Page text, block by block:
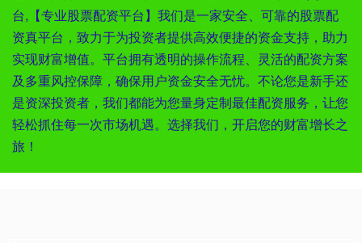
台,【专业股票配资平台】我们是一家安全、可靠的股票配
资真平台，致力于为投资者提供高效便捷的资金支持，助力
实现财富增值。平台拥有透明的操作流程、灵活的配资方案
及多重风控保障，确保用户资金安全无忧。不论您是新手还
是资深投资者，我们都能为您量身定制最佳配资服务，让您
轻松抓住每一次市场机遇。选择我们，开启您的财富增长之
旅！